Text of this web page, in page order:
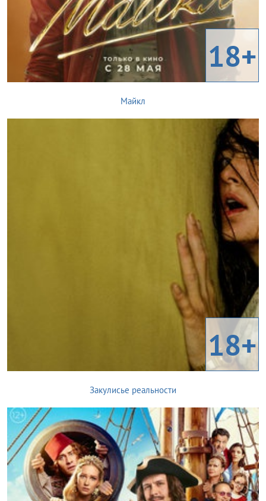
18+
Майкл
18+
Закулисье реальности